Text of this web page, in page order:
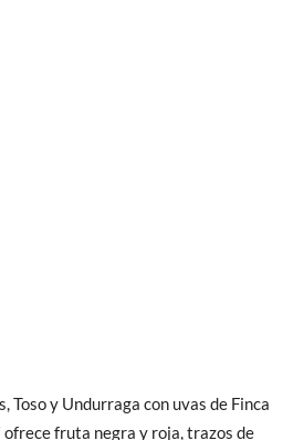
y Undurraga con uvas de Finca
ofrece fruta negra y roja, trazos de